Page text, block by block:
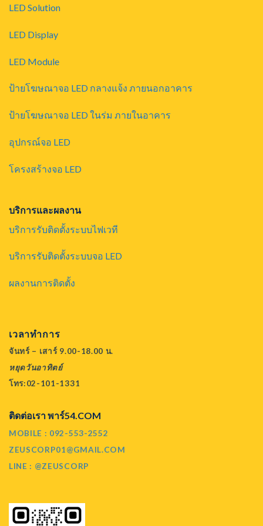
LED Solution
LED Display
LED Module
ป้ายโฆษณาจอ LED กลางแจ้ง ภายนอกอาคาร
ป้ายโฆษณาจอ LED ในร่ม ภายในอาคาร
อุปกรณ์จอ LED
โครงสร้างจอ LED
บริการและผลงาน
บริการรับติดตั้งระบบไฟเวที
บริการรับติดตั้งระบบจอ LED
ผลงานการติดตั้ง
เวลาทำการ
จันทร์ – เสาร์ 9.00-18.00 น.
หยุดวันอาทิตย์
โทร:02-101-1331
ติดต่อเรา พาร์54.COM
MOBILE : 092-553-2552
ZEUSCORP01@GMAIL.COM
LINE : @ZEUSCORP